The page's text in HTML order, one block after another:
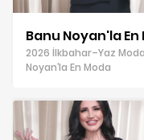
Banu Noyan'la En
2026 İlkbahar–Yaz
Noyan’la En Moda